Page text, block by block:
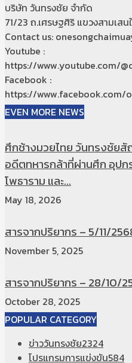
บริษัท วันทรงชัย จำกัด
71/23 ถ.เศรษฐศิริ แขวงสามเส
Contact us:
Youtube :
https://www.youtube.com/
Facebook :
https://www.facebook.com/
EVEN MORE NEWS
ศึกช้างมวยไทย วันทรงชัย
อดีตทหารกล้าที่ผ่านศึก อุปก
โพธาราม และ...
May 18, 2026
สารจากปริยากร – 5/11/
November 5, 2025
สารจากปริยากร – 28/10/
October 28, 2025
POPULAR CATEGORY
ข่าววันทรงชัย2324
โปรแกรมการแข่งขัน584